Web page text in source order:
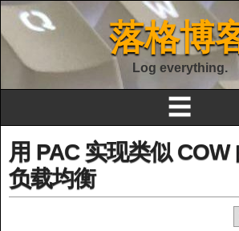
落格博
Log everything.
☰
用 PAC 实现类似 COW
负载均衡